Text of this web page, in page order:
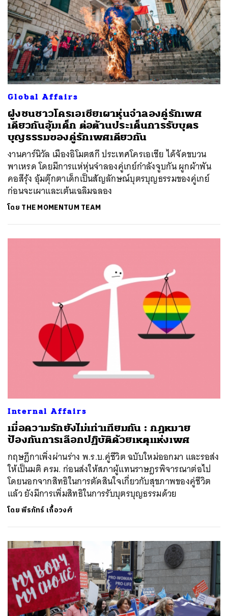
Global Affairs
ฝูงชนชาวโครเอเชียเผาหุ่นจำลองคู่รักเพศ
เดียวกันอุ้มเด็ก ต่อต้านประเด็นการรับบุตร
บุญธรรมของคู่รักเพศเดียวกัน
งานคาร์นิวัล เมืองอิโมตสกี ประเทศโครเอเชีย ได้จัดขบวน
พาเหรด โดยมีการแห่หุ่นจำลองคู่เกย์กำลังจูบกัน ผูกผ้าพัน
คอสีรุ้ง อุ้มตุ๊กตาเด็กเป็นสัญลักษณ์บุตรบุญธรรมของคู่เกย์
ก่อนจะเผาและเต้นเฉลิมฉลอง
โดย THE MOMENTUM TEAM
Internal Affairs
เมื่อความรักยังไม่เท่าเทียมกัน : กฎหมาย
ป้องกันการเลือกปฏิบัติด้วยเหตุแห่งเพศ
กฤษฎีกาเพิ่งผ่านร่าง พ.ร.บ.คู่ชีวิต ฉบับใหม่ออกมา และรอส่ง
ให้เป็นมติ ครม. ก่อนส่งให้สภาผู้แทนราษฎรพิจารณาต่อไป
โดยนอกจากสิทธิในการตัดสินใจเกี่ยวกับสุขภาพของคู่ชีวิต
แล้ว ยังมีการเพิ่มสิทธิในการรับบุตรบุญธรรมด้วย
โดยพีรภัทร์ เกื้อวงศ์